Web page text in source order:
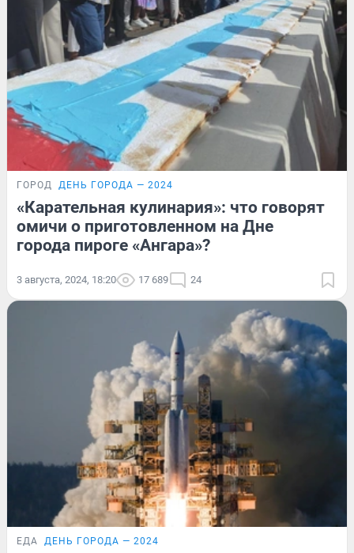
ГОРОД ДЕНЬ ГОРОДА — 2024
«Карательная кулинария»: что говорят
омичи о приготовленном на Дне
города пироге «Ангара»?
3 августа, 2024, 18:20 17 689 24
ЕДА ДЕНЬ ГОРОДА — 2024